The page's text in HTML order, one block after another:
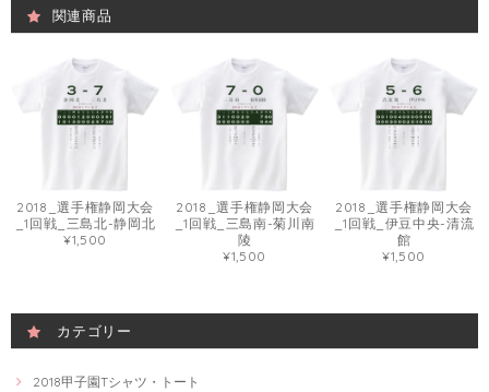
関連商品
2018_選手権静岡大会
_1回戦_三島北-静岡北
¥1,500
2018_選手権静岡大会
_1回戦_三島南-菊川南
陵
¥1,500
2018_選手権静岡大会
_1回戦_伊豆中央-清流
館
¥1,500
カテゴリー
2018甲子園Tシャツ・トート